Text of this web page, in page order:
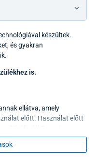
készültek.
és gyakran
is.
ellátva, amely
előtt. Használat előtt